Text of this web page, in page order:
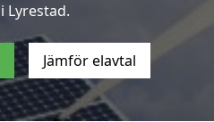
Lyrestad.
Jämför elavtal